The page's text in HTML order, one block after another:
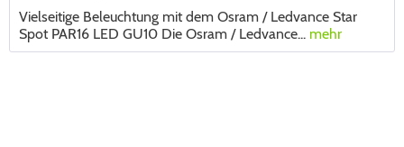
Vielseitige Beleuchtung mit dem Osram / Ledvance Star
Spot PAR16 LED GU10 Die Osram / Ledvance... mehr